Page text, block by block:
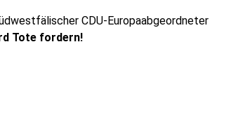
CDU-Europaabgeordneter
Tote fordern!